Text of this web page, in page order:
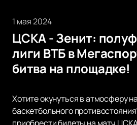
1 мая 2024
ЦСКА - Зенит:
лиги ВТБ в
битва на площадке!
Хотите окунуться в атмосферу
баскетбольного